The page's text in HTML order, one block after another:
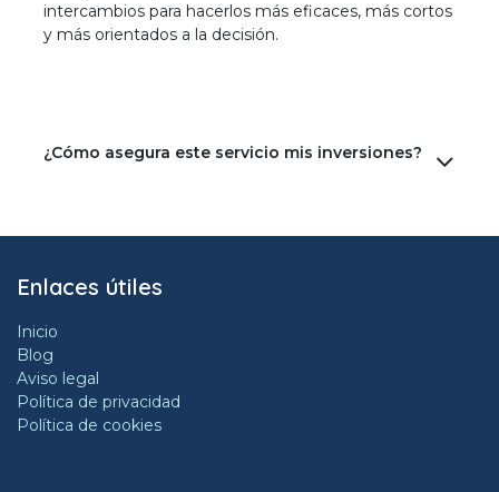
intercambios para hacerlos más eficaces, más cortos
y más orientados a la decisión.
¿Cómo asegura este servicio mis inversiones?
Enlaces útiles
Inicio
Blog
Aviso legal
Política de privacidad
Política de cookies